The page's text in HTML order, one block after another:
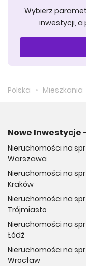
Wybierz
inwestycji, a
Polska Mieszkania
Nowe Inwestycje
Nieruchomości na
Warszawa
Nieruchomości na
Kraków
Nieruchomości na
Trójmiasto
Nieruchomości na
Łódź
Nieruchomości na
Wrocław